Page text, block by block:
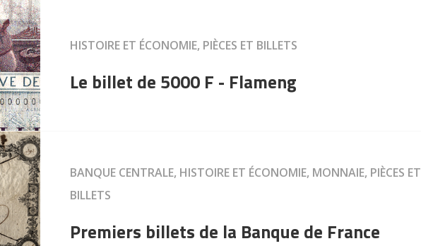
HISTOIRE ET ÉCONOMIE, PIÈCES ET BILLETS
Le billet de 5000 F - Flameng
BANQUE CENTRALE, HISTOIRE ET ÉCONOMIE, MONNAIE, PIÈCES ET
BILLETS
Premiers billets de la Banque de France